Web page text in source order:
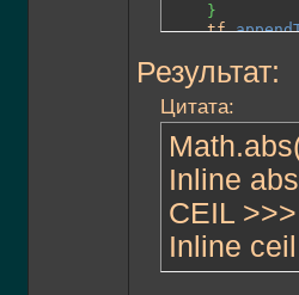
}
	tf.
}
[Inline]
public
return
}
[Inline ]
public
return
}
Результат:
Цитата:
Inline
CEIL
Inline